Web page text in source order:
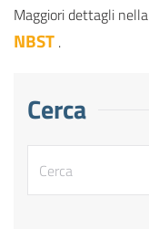
Maggiori dettagli nella
NBST .
Cerca